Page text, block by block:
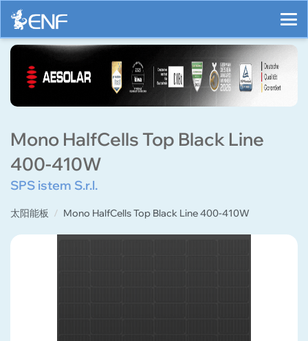
Mono HalfCells Top Black Line
400-410W
SPS istem S.r.l.
太阳能板 Mono HalfCells Top Black Line 400-410W